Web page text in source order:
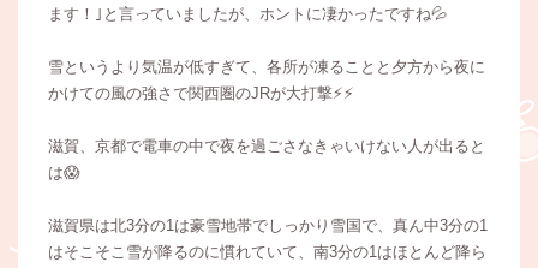
ます！｣と言っていましたが、ホントに凄かったですね💦
雪というより気温が低すぎて、各所が凍ることと夕方から夜に
かけての風の強さで関西圏のJRが大打撃⚡️⚡️
滋賀、京都で電車の中で夜を過ごさなきゃいけない人が出ると
は😱
滋賀県は北3分の1は豪雪地帯でしっかり雪国で、真ん中3分の1
はそこそこ雪が降るのに慣れていて、南3分の1はほとんど降ら